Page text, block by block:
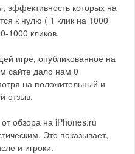
эффективность которых на
к нулю ( 1 клик на 1000
1000 кликов.
игре, опубликованное на
сайте дало нам 0
на положительный и
отзыв.
обзора на iPhones.ru
Это показывает,
и игроки.